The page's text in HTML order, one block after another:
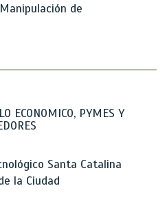
de
ECONOMICO, PYMES Y
Santa Catalina
la Ciudad